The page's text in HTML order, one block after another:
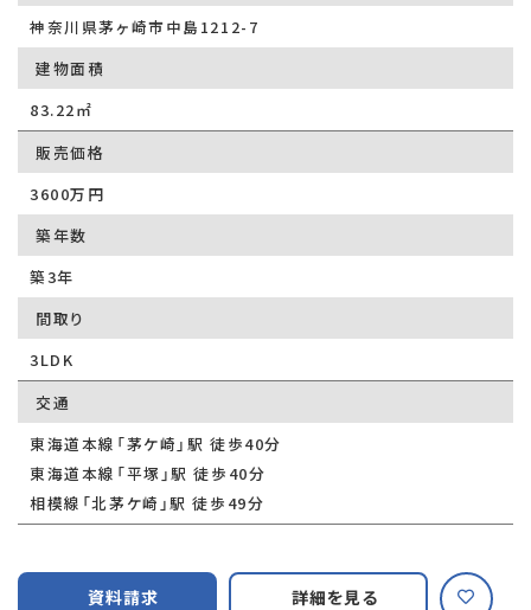
神奈川県茅ヶ崎市中島1212-7
建物面積
83.22㎡
販売価格
3600万円
築年数
築3年
間取り
3LDK
交通
東海道本線「茅ケ崎」駅 徒歩40分
東海道本線「平塚」駅 徒歩40分
相模線「北茅ケ崎」駅 徒歩49分
資料請求 詳細を見る